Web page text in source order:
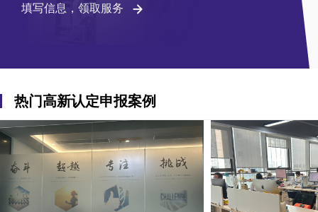
填写信息，领取服务
热门高新认定申报案例